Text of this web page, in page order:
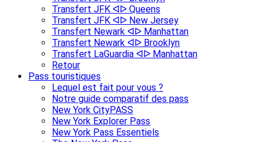
Transfert JFK ᐊᐅ Queens
Transfert JFK ᐊᐅ New Jersey
Transfert Newark ᐊᐅ Manhattan
Transfert Newark ᐊᐅ Brooklyn
Transfert LaGuardia ᐊᐅ Manhattan
Retour
Pass touristiques
Lequel est fait pour vous ?
Notre guide comparatif des pass
New York CityPASS
New York Explorer Pass
New York Pass Essentiels